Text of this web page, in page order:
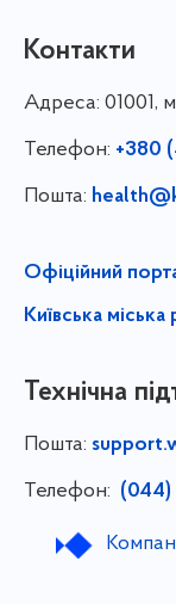
Контакти
Адреса: 01001,
Телефон: +380
Пошта:
Офіційний
Київська міська
Технічна
Пошта:
Телефон: (044)